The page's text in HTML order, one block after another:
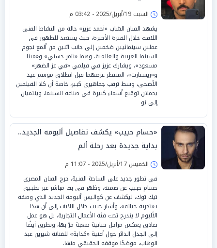
السبت 19/أبريل/2025 - 03:42 م
يشهد الفنان الشاب «أحمد عزيز» حالة من النشاط الفني
اللافت خلال الفترة الأخيرة، حيث يستعد للظهور في
عملين سينمائيين ضخمين إلى جانب اثنين من ألمع نجوم
السينما العربية والعالمية، وهما «تامر حسني» و«مينا
مسعود»، ويشارك عزيز في فيلمي «في عز الضهر»
و«ريستارت»، المنتظر عرضهما قبل انطلاق موسم عيد
الأضحى، وسط ترقب جماهيري كبير، خاصة أن كلا الفيلمين
يحملان توقيع أسماء كبيرة في صناعة السينما، وينتميان
إلى نو
«حسام حبيب» يكشف تفاصيل ألبومه الجديد..
بداية جديدة بعد رحلة ألم
الخميس 17/أبريل/2025 - 11:07 م
في تطور جديد على الساحة الفنية، خرج الفنان المصري
حسام حبيب عن صمته، وظهر في بث مباشر عبر تطبيق
تيك توك، ليكشف عن كواليس ألبومه الجديد الذي وصفه
بـ«تجربة حياته»، وأشار حبيب خلال اللايف إلى أن هذا
الألبوم لا يندرج تحت فئة الأعمال التجارية، بل هو عمل
صادق يعكس مراحل حياتية صعبة مرّ بها، وتطرق أيضًا
إلى الجدل الدائر حول أغنية «كدابة» للفنانة شيرين عبد
الوهاب، موضحًا موقفه الحقيقي منها.